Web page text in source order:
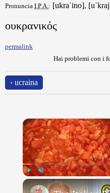
Pronuncia I.P.A. : [ukraˈino],
ουκρανικός
permalink
Hai problemi con i
‹ ucraina
Unmute